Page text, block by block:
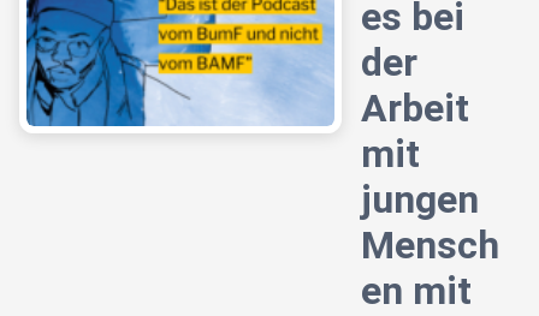
es bei
der
Arbeit
mit
jungen
Mensch
en mit